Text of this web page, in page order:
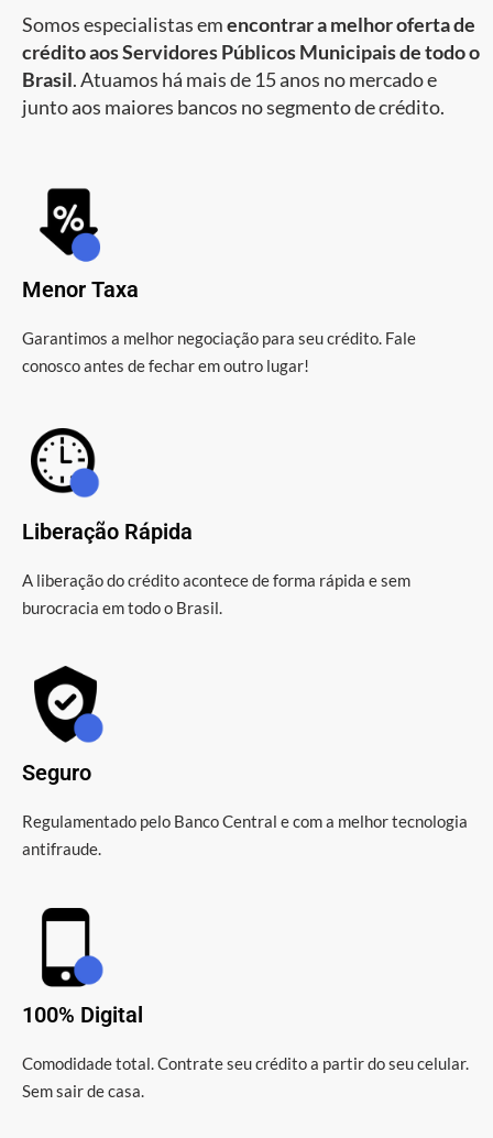
Somos especialistas emencontrar a melhor oferta de
crédito aos Servidores Públicos Municipais de todo o
Brasil. Atuamos há mais de 15 anos no mercado e
junto aos maiores bancos no segmento de crédito.
Menor Taxa
Garantimos a melhor negociação para seu crédito. Fale
conosco antes de fechar em outro lugar!
Liberação Rápida
A liberação do crédito acontece de forma rápida e sem
burocracia em todo o Brasil.
Seguro
Regulamentado pelo Banco Central e com a melhor tecnologia
antifraude.
100% Digital
Comodidade total. Contrate seu crédito a partir do seu celular.
Sem sair de casa.